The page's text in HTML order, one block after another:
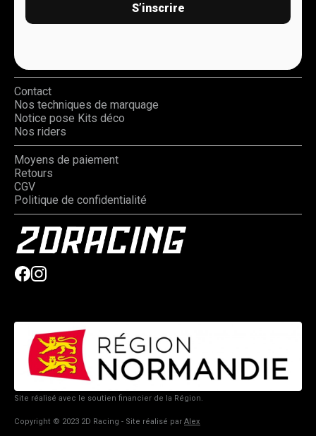
S’inscrire
Contact
Nos techniques de marquage
Notice pose Kits déco
Nos riders
Moyens de paiement
Retours
CGV
Politique de confidentialité
Site réalisé avec le soutien financier de la Région.
Copyright © 2023 2D Racing - Site réalisé par Alex